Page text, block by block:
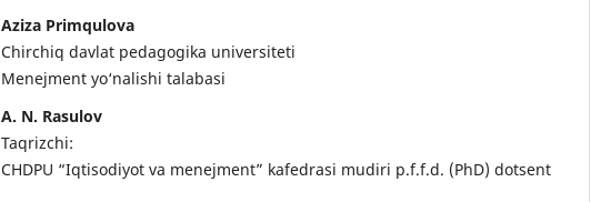
Aziza Primqulova
Chirchiq davlat pedagogika universiteti
Menejment yo‘nalishi talabasi
A. N. Rasulov
Taqrizchi:
CHDPU “Iqtisodiyot va menejment” kafedrasi mudiri p.f.f.d. (PhD) dotsent